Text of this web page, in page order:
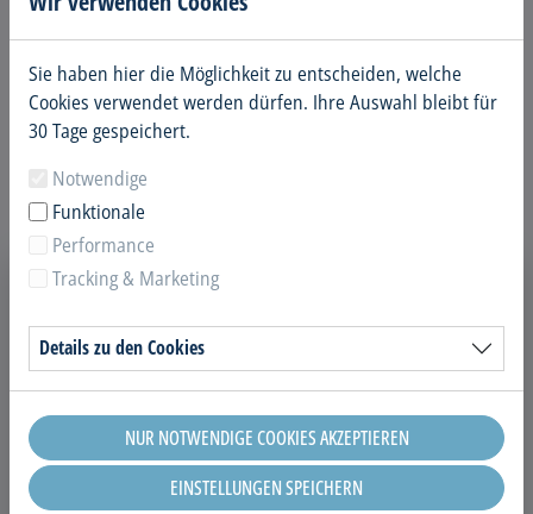
Wichtig:
Besuch den Alters- und/oder
Berechtigungsnachweis erbringen müssen.
Halten Sie daher bitte die entsprechenden
Aus-/Nachweise bereit.
Bitte wählen Sie Ihre Artikel
Jahreskarte Sauna Erwachsen
Jahreskarte Sauna Ermäßigt
Sie haben hier die Möglichkeit zu entscheiden, welche
Cookies verwendet werden dürfen. Ihre Auswahl bleibt für
30 Tage gespeichert.
Notwendige
Funktionale
Performance
Tracking & Marketing
Details zu den Cookies
NUR NOTWENDIGE COOKIES AKZEPTIEREN
EINSTELLUNGEN SPEICHERN